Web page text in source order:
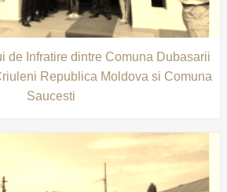
de Infratire dintre Comuna Dubasarii
Republica Moldova si Comuna
Saucesti